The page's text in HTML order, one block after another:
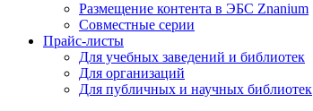
Размещение контента в ЭБС Znanium
Совместные серии
Прайс-листы
Для учебных заведений и библиотек
Для организаций
Для публичных и научных библиотек